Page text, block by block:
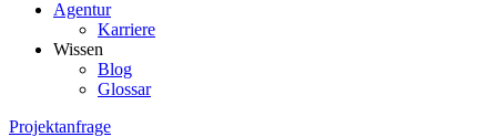
Agentur
Karriere
Wissen
Blog
Glossar
Projektanfrage